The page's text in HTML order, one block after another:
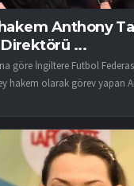
Anthony
...
göre İngiltere Futbol
hakem olarak görev yapan